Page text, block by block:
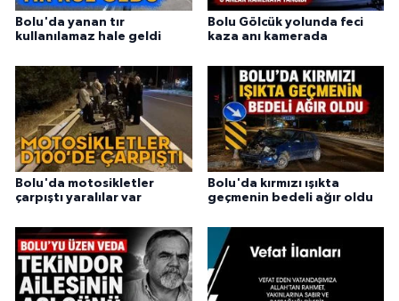
Bolu'da yanan tır
kullanılamaz hale geldi
Bolu Gölcük yolunda feci
kaza anı kamerada
Bolu'da motosikletler
çarpıştı yaralılar var
Bolu'da kırmızı ışıkta
geçmenin bedeli ağır oldu